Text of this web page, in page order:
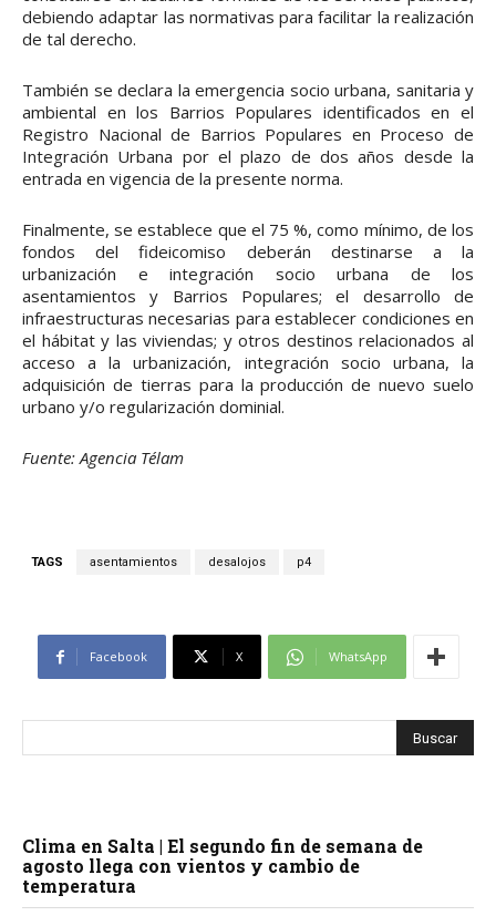
debiendo adaptar las normativas para facilitar la realización
de tal derecho.
También se declara la emergencia socio urbana, sanitaria y
ambiental en los Barrios Populares identificados en el
Registro Nacional de Barrios Populares en Proceso de
Integración Urbana por el plazo de dos años desde la
entrada en vigencia de la presente norma.
Finalmente, se establece que el 75 %, como mínimo, de los
fondos del fideicomiso deberán destinarse a la
urbanización e integración socio urbana de los
asentamientos y Barrios Populares; el desarrollo de
infraestructuras necesarias para establecer condiciones en
el hábitat y las viviendas; y otros destinos relacionados al
acceso a la urbanización, integración socio urbana, la
adquisición de tierras para la producción de nuevo suelo
urbano y/o regularización dominial.
Fuente: Agencia Télam
TAGS asentamientos desalojos p4
Facebook X WhatsApp
Clima en Salta | El segundo fin de semana de
agosto llega con vientos y cambio de
temperatura